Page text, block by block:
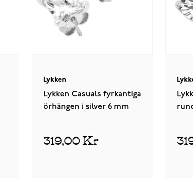
Lykken
Lykken Casuals fyrkantiga
örhängen i silver 6 mm
319,00 Kr